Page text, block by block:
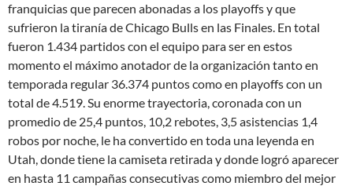
franquicias que parecen abonadas a los playoffs y que
sufrieron la tiranía de Chicago Bulls en las Finales. En total
fueron 1.434 partidos con el equipo para ser en estos
momento el máximo anotador de la organización tanto en
temporada regular 36.374 puntos como en playoffs con un
total de 4.519. Su enorme trayectoria, coronada con un
promedio de 25,4 puntos, 10,2 rebotes, 3,5 asistencias 1,4
robos por noche, le ha convertido en toda una leyenda en
Utah, donde tiene la camiseta retirada y donde logró aparecer
en hasta 11 campañas consecutivas como miembro del mejor